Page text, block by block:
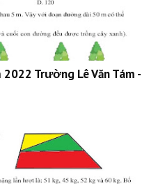
Trường Lê Văn Tám -